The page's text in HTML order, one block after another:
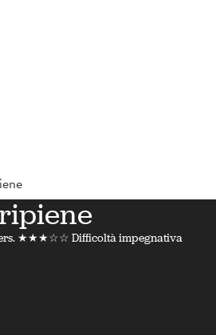
★★★☆☆ Difficoltà impegnativa